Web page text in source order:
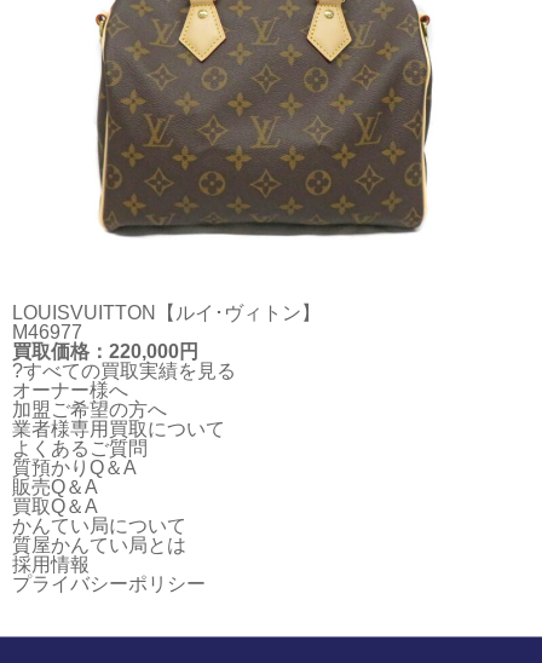
LOUISVUITTON【ルイ･ヴィトン】
M46977
買取価格：220,000円
?すべての買取実績を見る
オーナー様へ
加盟ご希望の方へ
業者様専用買取について
よくあるご質問
質預かりQ＆A
販売Q＆A
買取Q＆A
かんてい局について
質屋かんてい局とは
採用情報
プライバシーポリシー